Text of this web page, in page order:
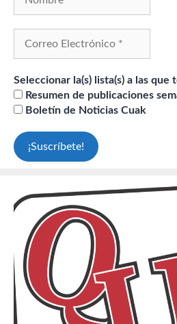
Seleccionar la(s) lista(s) a las
Resumen de publicaciones
Boletín de Noticias Cuak